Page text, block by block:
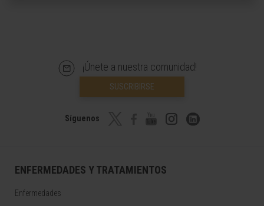
¡Únete a nuestra comunidad!
SUSCRIBIRSE
Síguenos
ENFERMEDADES Y TRATAMIENTOS
Enfermedades